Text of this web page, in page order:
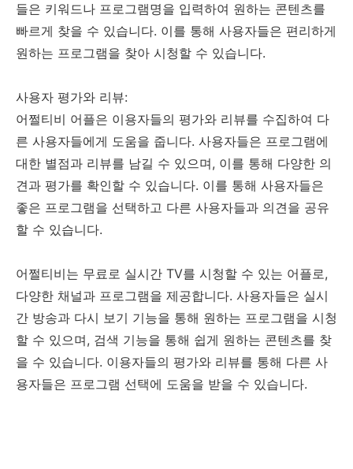
들은 키워드나 프로그램명을 입력하여 원하는 콘텐츠를
빠르게 찾을 수 있습니다. 이를 통해 사용자들은 편리하게
원하는 프로그램을 찾아 시청할 수 있습니다.
사용자 평가와 리뷰:
어쩔티비 어플은 이용자들의 평가와 리뷰를 수집하여 다
른 사용자들에게 도움을 줍니다. 사용자들은 프로그램에
대한 별점과 리뷰를 남길 수 있으며, 이를 통해 다양한 의
견과 평가를 확인할 수 있습니다. 이를 통해 사용자들은
좋은 프로그램을 선택하고 다른 사용자들과 의견을 공유
할 수 있습니다.
어쩔티비는 무료로 실시간 TV를 시청할 수 있는 어플로,
다양한 채널과 프로그램을 제공합니다. 사용자들은 실시
간 방송과 다시 보기 기능을 통해 원하는 프로그램을 시청
할 수 있으며, 검색 기능을 통해 쉽게 원하는 콘텐츠를 찾
을 수 있습니다. 이용자들의 평가와 리뷰를 통해 다른 사
용자들은 프로그램 선택에 도움을 받을 수 있습니다.